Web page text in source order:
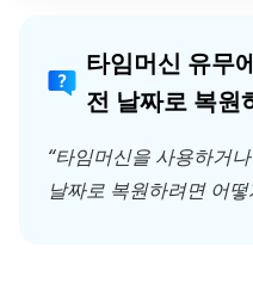
타임머신 유무
전 날짜로 복원
“타임머신을 사용하거
날짜로 복원하려면 어